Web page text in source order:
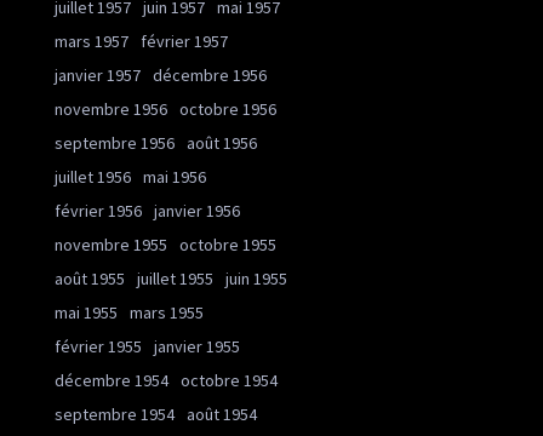
juillet 1957 juin 1957 mai 1957
mars 1957
février 1957
janvier 1957 décembre 1956
novembre 1956 octobre 1956
septembre 1956 août 1956
juillet 1956 mai 1956
février 1956 janvier 1956
novembre 1955
octobre 1955
août 1955
juillet 1955
juin 1955
mai 1955
mars 1955
février 1955
janvier 1955
décembre 1954 octobre 1954
septembre 1954 août 1954